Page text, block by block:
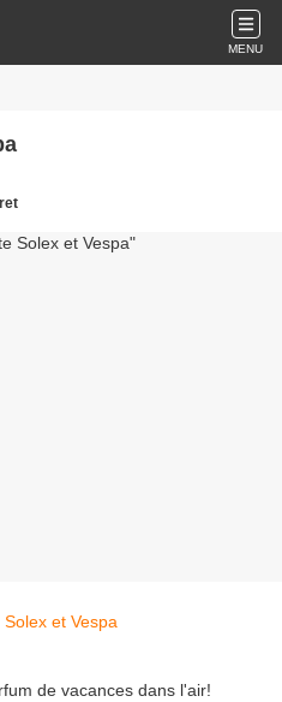
MENU
de vacances dans l'air!